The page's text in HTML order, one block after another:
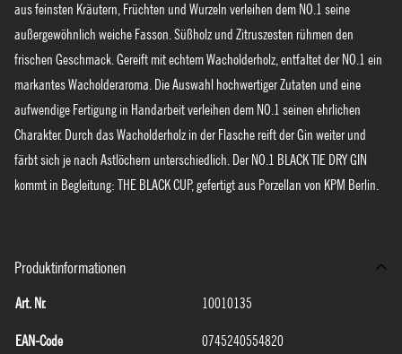
aus feinsten Kräutern, Früchten und Wurzeln verleihen dem NO.1 seine
außergewöhnlich weiche Fasson. Süßholz und Zitruszesten rühmen den
frischen Geschmack. Gereift mit echtem Wacholderholz, entfaltet der NO.1 ein
markantes Wacholderaroma. Die Auswahl hochwertiger Zutaten und eine
aufwendige Fertigung in Handarbeit verleihen dem NO.1 seinen ehrlichen
Charakter. Durch das Wacholderholz in der Flasche reift der Gin weiter und
färbt sich je nach Astlöchern unterschiedlich. Der NO.1 BLACK TIE DRY GIN
kommt in Begleitung: THE BLACK CUP, gefertigt aus Porzellan von KPM Berlin.
Produktinformationen
Art. Nr. 10010135
EAN-Code 0745240554820